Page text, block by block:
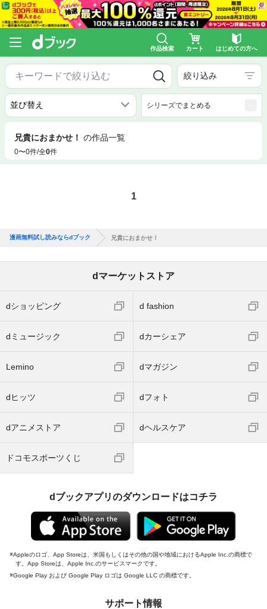
作品検索 カート はじめての方へ
絞り込み
シリーズでまとめる
兄貴におまかせ！ の作品一覧
0〜0件/全0件
1
漫画無料試し読みならdブック 兄貴におまかせ！
dマーケットストア
dショッピング d fashion
dミュージック dカーシェア
Lemino dマガジン
dヒッツ dフォト
dアニメストア dヘルスケア
ドコモスポーツくじ
dブックアプリのダウンロードはコチラ
Appleのロゴ、App Storeは、米国もしくはその他の国や地域におけるApple Inc.の商標で
す。App Storeは、Apple Inc.のサービスマークです。
Google Play および Google Play ロゴは Google LLC の商標です。
サポート情報